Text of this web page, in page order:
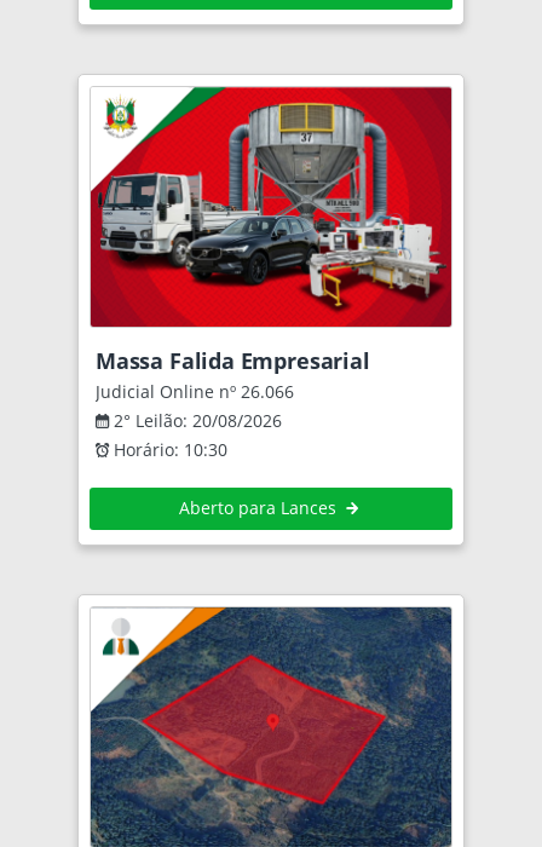
Massa Falida Empresarial
Judicial Online nº 26.066
2° Leilão: 20/08/2026
Horário: 10:30
Aberto para Lances